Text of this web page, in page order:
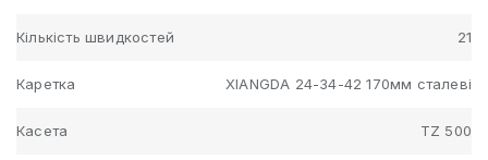
Кількість швидкостей 21
Каретка XIANGDA 24-34-42 170мм сталеві
Касета TZ 500